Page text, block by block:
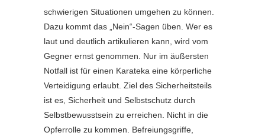
schwierigen Situationen umgehen zu können.
Dazu kommt das „Nein“-Sagen üben. Wer es
laut und deutlich artikulieren kann, wird vom
Gegner ernst genommen. Nur im äußersten
Notfall ist für einen Karateka eine körperliche
Verteidigung erlaubt. Ziel des Sicherheitsteils
ist es, Sicherheit und Selbstschutz durch
Selbstbewusstsein zu erreichen. Nicht in die
Opferrolle zu kommen. Befreiungsgriffe,